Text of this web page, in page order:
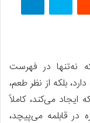
نه‌تنها در فهرست
بلکه از نظر طعم،
می‌کند، کاملاً
قابلمه می‌پیچد،